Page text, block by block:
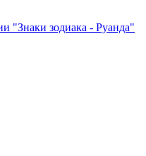
"Знаки зодиака - Руанда"